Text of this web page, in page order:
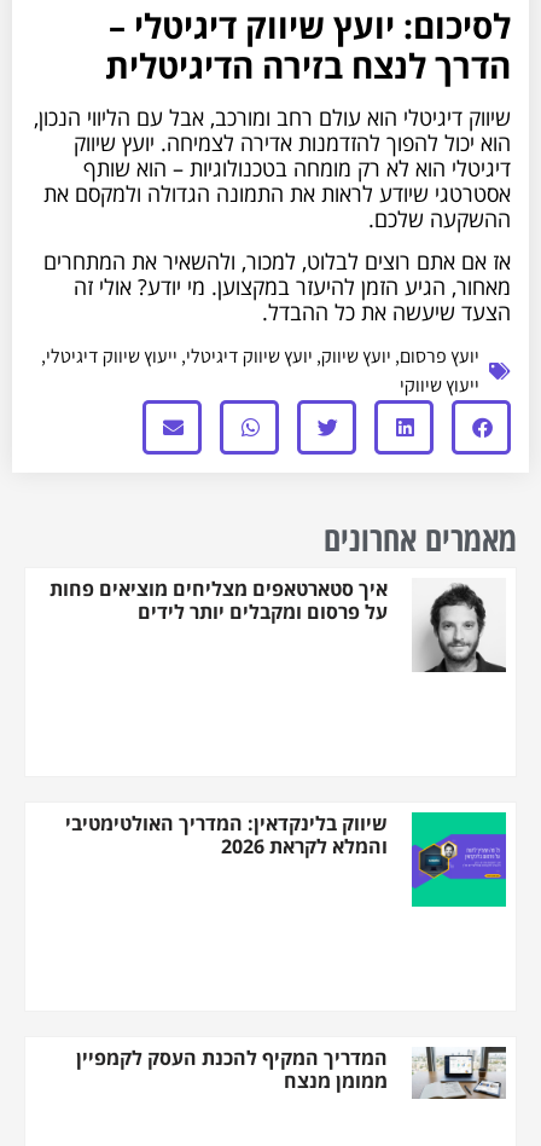
לסיכום: יועץ שיווק דיגיטלי –
הדרך לנצח בזירה הדיגיטלית
שיווק דיגיטלי הוא עולם רחב ומורכב, אבל עם הליווי הנכון,
הוא יכול להפוך להזדמנות אדירה לצמיחה. יועץ שיווק
דיגיטלי הוא לא רק מומחה בטכנולוגיות – הוא שותף
אסטרטגי שיודע לראות את התמונה הגדולה ולמקסם את
ההשקעה שלכם.
אז אם אתם רוצים לבלוט, למכור, ולהשאיר את המתחרים
מאחור, הגיע הזמן להיעזר במקצוען. מי יודע? אולי זה
הצעד שיעשה את כל ההבדל.
יועץ פרסום,יועץ שיווק,יועץ שיווק דיגיטלי,ייעוץ שיווק דיגיטלי,
ייעוץ שיווקי
מאמרים אחרונים
איך סטארטאפים מצליחים מוציאים פחות
על פרסום ומקבלים יותר לידים
שיווק בלינקדאין: המדריך האולטימטיבי
והמלא לקראת 2026
המדריך המקיף להכנת העסק לקמפיין
ממומן מנצח